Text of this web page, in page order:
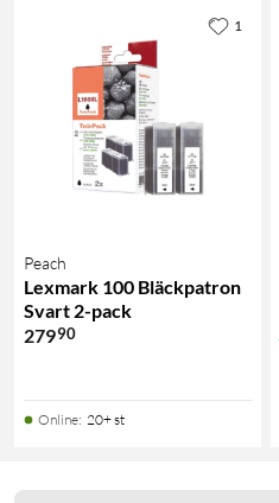
Peach
Lexmark 100 Bläckpatron
Svart 2-pack
27990
Online: 20+ st
1